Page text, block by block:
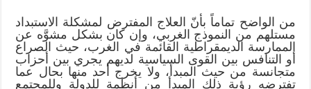
من الواضح تماماً بأنّ العلاج المفترض لمشكلة الاستبداد
مستلهم من النموذج الغربي، وإن كان بشكل مشوَّه عن
الممارسة الديمقراطية القائمة في الغرب، حيث الصراع
أو التنافس بين القوى السياسية لديهم يجري بين أحزاب
متجانسة من حيث المبدأ، ولا يخرج أحد منها بحال عما
تفترضه رؤية ذلك المبدأ من أنظمةٍ للدولة وللمجتمع